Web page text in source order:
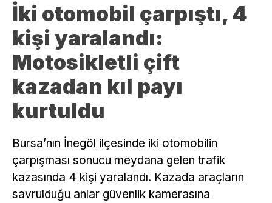
İki otomobil çarpıştı, 4
kişi yaralandı:
Motosikletli çift
kazadan kıl payı
kurtuldu
Bursa’nın İnegöl ilçesinde iki otomobilin
çarpışması sonucu meydana gelen trafik
kazasında 4 kişi yaralandı. Kazada araçların
savrulduğu anlar güvenlik kamerasına